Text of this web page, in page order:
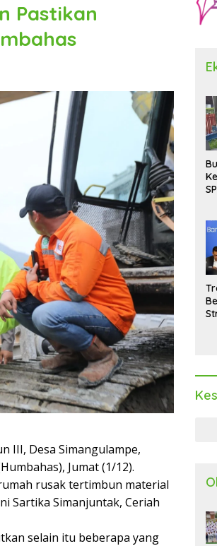
Pastikan
III, Desa Simangulampe,
Jumat (1/12).
rusak tertimbun material
Sartika Simanjuntak, Ceriah
selain itu beberapa yang